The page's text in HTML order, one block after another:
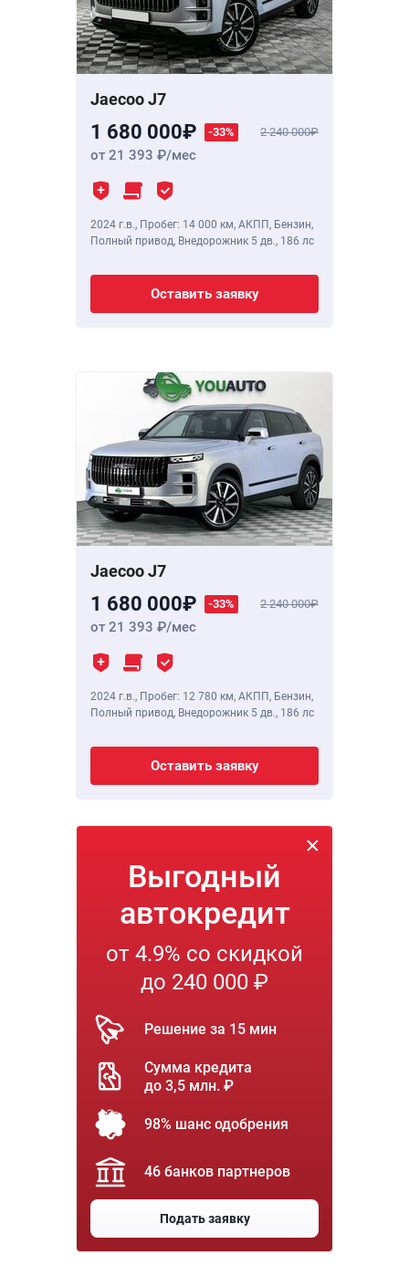
Jaecoo J7
1 680 000 -33% 2 240 000
от 21 393 /мес
2024 г.в., Пробег: 14 000 км, АКПП, Бензин,
Полный привод, Внедорожник 5 дв., 186 лс
Оставить заявку
Jaecoo J7
1 680 000 -33% 2 240 000
от 21 393 /мес
2024 г.в., Пробег: 12 780 км, АКПП, Бензин,
Полный привод, Внедорожник 5 дв., 186 лс
Оставить заявку
Выгодный
автокредит
от 4.9% со скидкой
до 240 000 ₽
Решение за 15 мин
Сумма кредита
до 3,5 млн. ₽
98% шанс одобрения
46 банков партнеров
Подать заявку